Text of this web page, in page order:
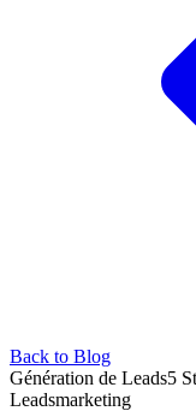
Back to Blog
Génération de Leads5
Leadsmarketing